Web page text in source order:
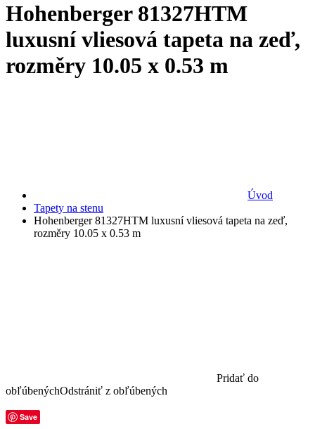
Hohenberger 81327HTM
luxusní vliesová tapeta na zeď,
rozměry 10.05 x 0.53 m
Úvod
Tapety na stenu
Hohenberger 81327HTM luxusní vliesová tapeta na zeď,
rozměry 10.05 x 0.53 m
Pridať do
obľúbenýchOdstrániť z obľúbených
Save